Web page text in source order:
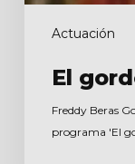
Actuación
El
Freddy Beras
programa 'El